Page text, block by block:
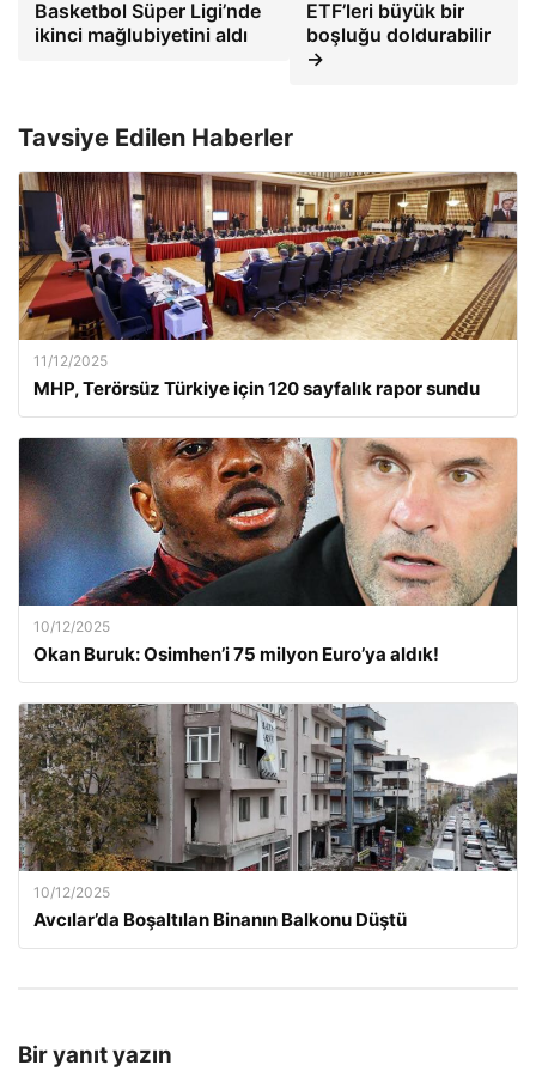
Basketbol Süper Ligi’nde
ikinci mağlubiyetini aldı
ETF’leri büyük bir
boşluğu doldurabilir
→
Tavsiye Edilen Haberler
11/12/2025
MHP, Terörsüz Türkiye için 120 sayfalık rapor sundu
10/12/2025
Okan Buruk: Osimhen’i 75 milyon Euro’ya aldık!
10/12/2025
Avcılar’da Boşaltılan Binanın Balkonu Düştü
Bir yanıt yazın